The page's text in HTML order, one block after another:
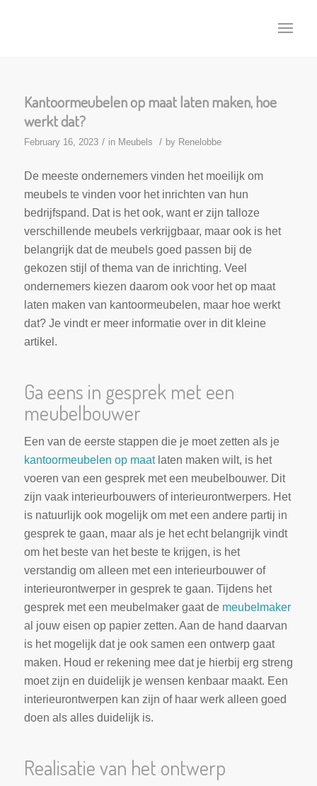
Kantoormeubelen op maat laten maken, hoe
werkt dat?
February 16, 2023 / in Meubels / by Renelobbe
De meeste ondernemers vinden het moeilijk om
meubels te vinden voor het inrichten van hun
bedrijfspand. Dat is het ook, want er zijn talloze
verschillende meubels verkrijgbaar, maar ook is het
belangrijk dat de meubels goed passen bij de
gekozen stijl of thema van de inrichting. Veel
ondernemers kiezen daarom ook voor het op maat
laten maken van kantoormeubelen, maar hoe werkt
dat? Je vindt er meer informatie over in dit kleine
artikel.
Ga eens in gesprek met een
meubelbouwer
Een van de eerste stappen die je moet zetten als je
kantoormeubelen op maatlaten maken wilt, is het
voeren van een gesprek met een meubelbouwer. Dit
zijn vaak interieurbouwers of interieurontwerpers. Het
is natuurlijk ook mogelijk om met een andere partij in
gesprek te gaan, maar als je het echt belangrijk vindt
om het beste van het beste te krijgen, is het
verstandig om alleen met een interieurbouwer of
interieurontwerper in gesprek te gaan. Tijdens het
gesprek met een meubelmaker gaat de meubelmaker
al jouw eisen op papier zetten. Aan de hand daarvan
is het mogelijk dat je ook samen een ontwerp gaat
maken. Houd er rekening mee dat je hierbij erg streng
moet zijn en duidelijk je wensen kenbaar maakt. Een
interieurontwerpen kan zijn of haar werk alleen goed
doen als alles duidelijk is.
Realisatie van het ontwerp